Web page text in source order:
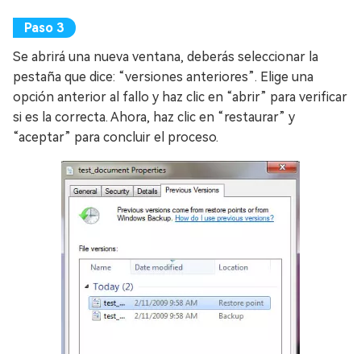
Se abrirá una nueva ventana, deberás seleccionar la
pestaña que dice: “versiones anteriores”. Elige una
opción anterior al fallo y haz clic en “abrir” para verificar
si es la correcta. Ahora, haz clic en “restaurar” y
“aceptar” para concluir el proceso.